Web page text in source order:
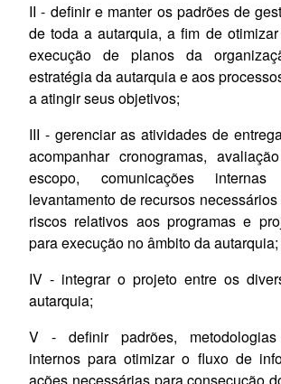
II - definir e manter os padrões de
de toda a autarquia, a fim de otimizar
execução de planos da
estratégia da autarquia e aos
a atingir seus objetivos;
III - gerenciar as atividades de
acompanhar cronogramas,
escopo, comunicações
levantamento de recursos
riscos relativos aos programas e
para execução no âmbito da autarquia;
IV - integrar o projeto entre os
autarquia;
V - definir padrões,
internos para otimizar o fluxo de